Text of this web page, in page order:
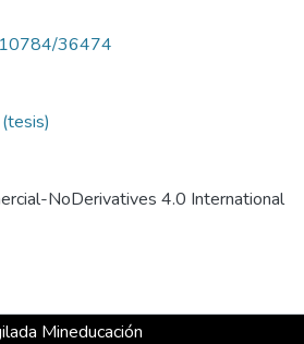
36474
NoDerivatives 4.0 International
Mineducación